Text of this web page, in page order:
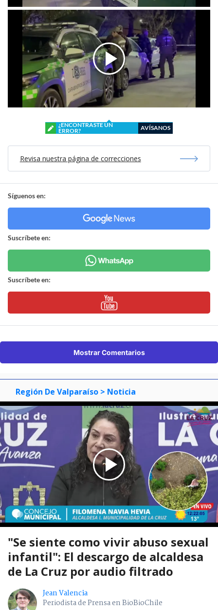
¿ENCONTRASTE UN
ERROR?
AVÍSANOS
Revisa nuestra página de correcciones
Síguenos en:
Suscríbete en:
Suscríbete en:
Mostrar Comentarios
Región De Valparaíso > Noticia
"Se siente como vivir abuso sexual
infantil": El descargo de alcaldesa
de La Cruz por audio filtrado
Jean Valencia
Periodista de Prensa en BioBioChile